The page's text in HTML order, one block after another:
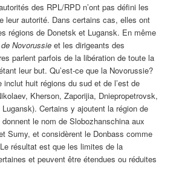
des RPL/RPD n’ont pas défini les
leur autorité. Dans certains cas, elles ont
régions de Donetsk et Lugansk. En même
Novorussie et les dirigeants des
parlent parfois de la libération de toute la
leur but. Qu’est-ce que la Novorussie?
inclut huit régions du sud et de l’est de
Kherson, Zaporijia, Dniepropetrovsk,
Certains y ajoutent la région de
le nom de Slobozhanschina aux
Sumy, et considèrent le Donbass comme
résultat est que les limites de la
et peuvent être étendues ou réduites